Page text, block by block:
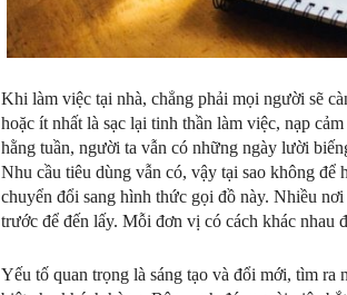
foods
Khi làm việc tại nhà, chẳng phải mọi người sẽ
hoặc ít nhất là sạc lại tinh thần làm việc, nạp
hằng tuần, người ta vẫn có những ngày lười
Nhu cầu tiêu dùng vẫn có, vậy tại sao không để
chuyển đổi sang hình thức gọi đồ này. Nhiều
trước để đến lấy. Mỗi đơn vị có cách khác nhau
Yếu tố quan trọng là sáng tạo và đổi mới, tìm ra